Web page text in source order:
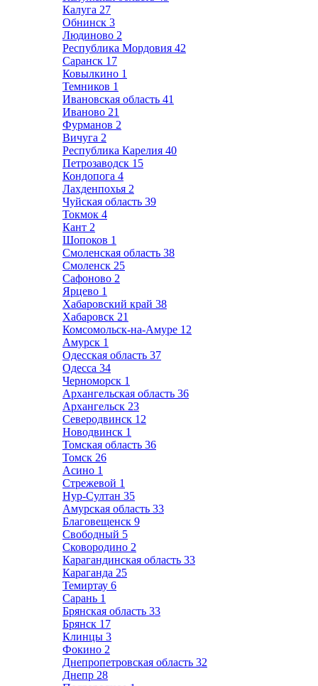
Калуга 27
Обнинск 3
Людиново 2
Республика Мордовия 42
Саранск 17
Ковылкино 1
Темников 1
Ивановская область 41
Иваново 21
Фурманов 2
Вичуга 2
Республика Карелия 40
Петрозаводск 15
Кондопога 4
Лахденпохья 2
Чуйская область 39
Токмок 4
Кант 2
Шопоков 1
Смоленская область 38
Смоленск 25
Сафоново 2
Ярцево 1
Хабаровский край 38
Хабаровск 21
Комсомольск-на-Амуре 12
Амурск 1
Одесская область 37
Одесса 34
Черноморск 1
Архангельская область 36
Архангельск 23
Северодвинск 12
Новодвинск 1
Томская область 36
Томск 26
Асино 1
Стрежевой 1
Нур-Султан 35
Амурская область 33
Благовещенск 9
Свободный 5
Сковородино 2
Карагандинская область 33
Караганда 25
Темиртау 6
Сарань 1
Брянская область 33
Брянск 17
Клинцы 3
Фокино 2
Днепропетровская область 32
Днепр 28